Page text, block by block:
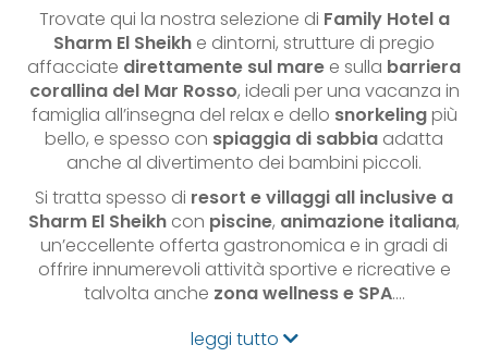
Trovate qui la nostra selezione di Family Hotel a
Sharm El Sheikh e dintorni, strutture di pregio
affacciate direttamente sul mare e sulla barriera
corallina del Mar Rosso, ideali per una vacanza in
famiglia all’insegna del relax e dello snorkelingpiù
bello, e spesso con spiaggia di sabbia adatta
anche al divertimento dei bambini piccoli.
Si tratta spesso di resort e villaggi all inclusive a
Sharm El Sheikh con piscine, animazione italiana,
un’eccellente offerta gastronomica e in gradi di
offrire innumerevoli attività sportive e ricreative e
talvolta anche zona wellness e SPA.…
leggi tutto